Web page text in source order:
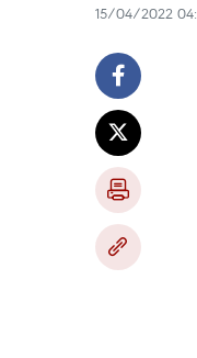
15/04/2022